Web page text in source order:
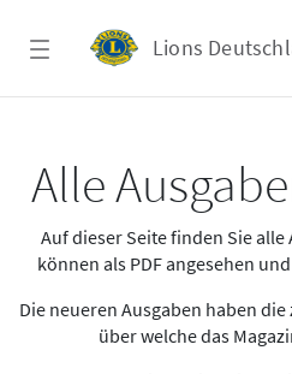
Lions
Alle
Auf dieser Seite finden Sie alle
können als PDF angesehen
Die neueren Ausgaben haben
über welche das